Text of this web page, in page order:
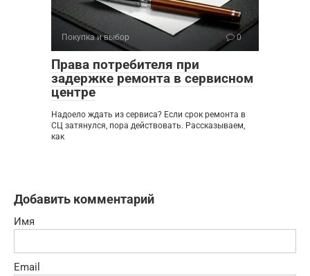
Покупка и выбор 0
Права потребителя при
задержке ремонта в сервисном
центре
Надоело ждать из сервиса? Если срок ремонта в
СЦ затянулся, пора действовать. Рассказываем,
как
Добавить комментарий
Имя
Email